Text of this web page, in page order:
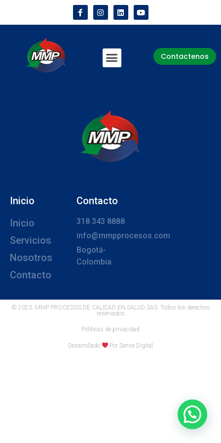
Contactenos
Inicio
Inicio
Servicios
Nosotros
Contacto
Contacto
318 343 8888
info@mmpprocesos.com
Bogotá-
Colombia
© 2023. MMP PROCESOS DE CALIDAD EN SALUD SAS. Todos los derechos
reservados
Politicas de privacidad
Desarrollado Por Sense Digital